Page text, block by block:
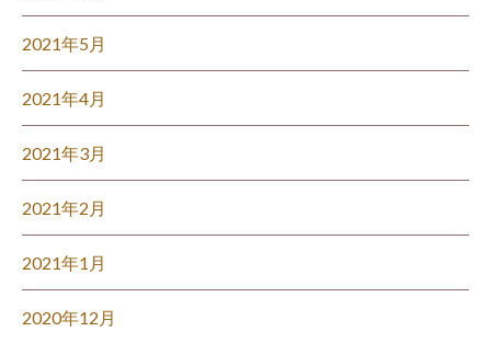
2021年5月
2021年4月
2021年3月
2021年2月
2021年1月
2020年12月